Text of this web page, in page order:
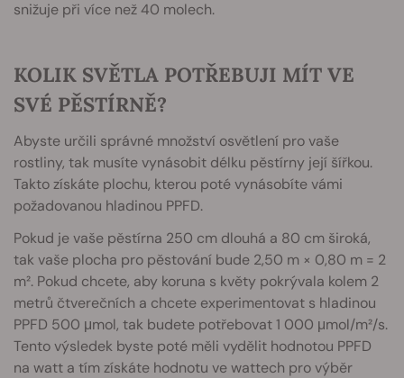
snižuje při více než 40 molech.
KOLIK SVĚTLA POTŘEBUJI MÍT VE
SVÉ PĚSTÍRNĚ?
Abyste určili správné množství osvětlení pro vaše
rostliny, tak musíte vynásobit délku pěstírny její šířkou.
Takto získáte plochu, kterou poté vynásobíte vámi
požadovanou hladinou PPFD.
Pokud je vaše pěstírna 250 cm dlouhá a 80 cm široká,
tak vaše plocha pro pěstování bude 2,50 m × 0,80 m = 2
m². Pokud chcete, aby koruna s květy pokrývala kolem 2
metrů čtverečních a chcete experimentovat s hladinou
PPFD 500 μmol, tak budete potřebovat 1 000 μmol/m²/s.
Tento výsledek byste poté měli vydělit hodnotou PPFD
na watt a tím získáte hodnotu ve wattech pro výběr